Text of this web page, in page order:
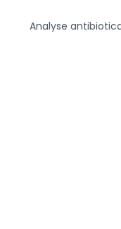
Analyse